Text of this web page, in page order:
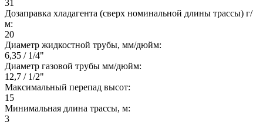
31
Дозаправка хладагента (сверх номинальной длины трассы) г/
м:
20
Диаметр жидкостной трубы, мм/дюйм:
6,35 / 1/4"
Диаметр газовой трубы мм/дюйм:
12,7 / 1/2"
Максимальный перепад высот:
15
Минимальная длина трассы, м:
3